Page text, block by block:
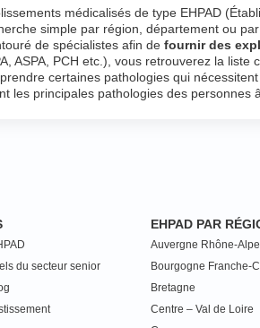
médicalisés de type EHPAD
simple par région, département ou
de spécialistes afin de fournir des
ASPA, PCH etc.), vous retrouverez la liste
certaines pathologies qui
les principales pathologies des personnes
du secteur senior
EHPAD PAR
Auvergne Rhône-
Bourgogne Franche-
Bretagne
Centre – Val de Loire